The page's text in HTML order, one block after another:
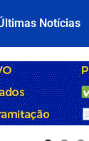
Notícias